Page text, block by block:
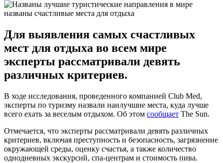
названы счастливые места для отдыха
Для выявления самых счастливых
мест для отдыха во всем мире
эксперты рассматривали девять
различных критериев.
В ходе исследования, проведенного компанией Club Med,
эксперты по туризму назвали наилучшие места, куда лучше
всего ехать за веселым отдыхом. Об этом сообщает The Sun.
Отмечается, что эксперты рассматривали девять различных
критериев, включая преступность и безопасность, загрязнение
окружающей среды, оценку счастья, а также количество
однодневных экскурсий, спа-центрам и стоимость пива.